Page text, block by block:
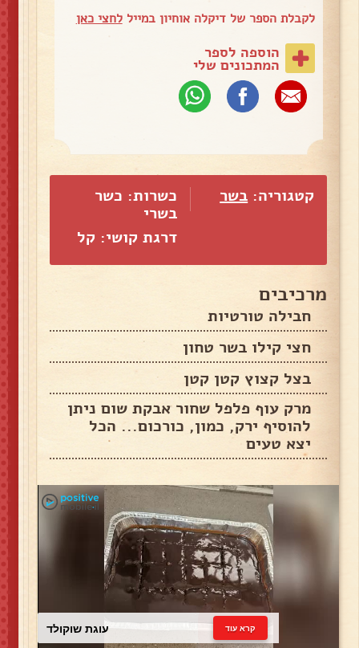
לקבלת הספר של דיקלה אוחיון במייללחצי כאן
הוספה לספר
המתכונים שלי
קטגוריה: בשר
כשרות: כשר
בשרי
דרגת קושי: קל
מרכיבים
חבילה טורטיות
חצי קילו בשר טחון
בצל קצוץ קטן קטן
מרק עוף פלפל שחור אבקת שום ניתן
להוסיף ירק, כמון, כורכום... הכל
יצא טעים
עוגת שוקולד קרא עוד